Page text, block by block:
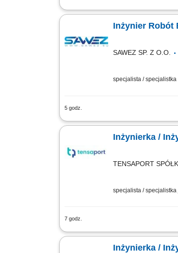
wspieranie realizacji
Inżynier Robót
SAWEZ SP. Z O.O.
specjalista / specjalistka
5 godz.
Opis stanowiska
Inżynierka /
TENSAPORT
specjalista /
7 godz.
Zadania: Bezpośrednie
Inżynierka /